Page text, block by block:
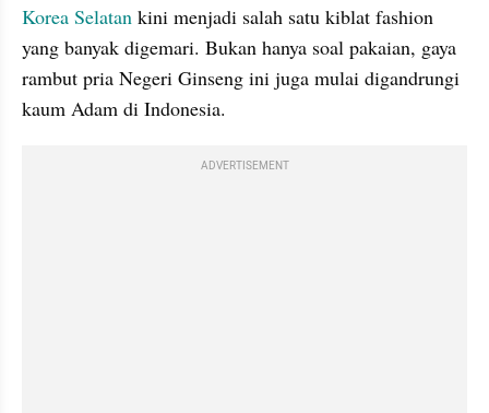
Korea Selatan kini menjadi salah satu kiblat fashion
yang banyak digemari. Bukan hanya soal pakaian, gaya
rambut pria Negeri Ginseng ini juga mulai digandrungi
kaum Adam di Indonesia.
ADVERTISEMENT